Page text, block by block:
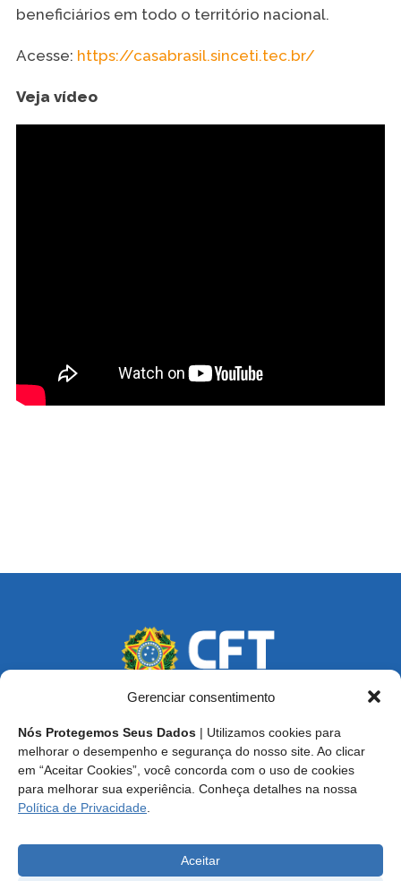
Gerenciar consentimento
Nós Protegemos Seus Dados | Utilizamos cookies para
melhorar o desempenho e segurança do nosso site. Ao clicar
em “Aceitar Cookies”, você concorda com o uso de cookies
para melhorar sua experiência. Conheça detalhes na nossa
Política de Privacidade
Aceitar
beneficiários em todo o território nacional.
Acesse: https://casabrasil.sinceti.tec.br/
Veja vídeo
Endereço: SCS, Quadra 02, Bloco D, Ed. Oscar Niemeyer,
9º Andar CEP 70.316-900 - Brasília/DF
Central de Atendimento ao Técnico:0800 016-1515